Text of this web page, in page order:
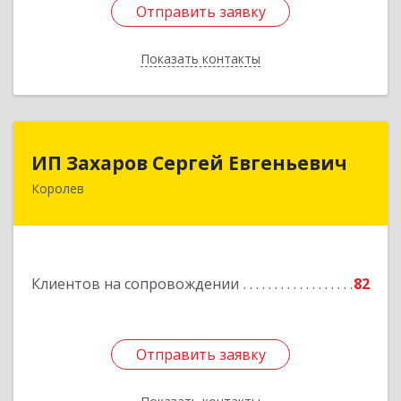
Отправить заявку
Показать контакты
Отправить заявку
Назад
ИП Захаров Сергей Евгеньевич
Королев
Клиентов на сопровождении 82
Отправить заявку
ИП Захаров Сергей Евгеньевич
Подробнее
Отправить заявку